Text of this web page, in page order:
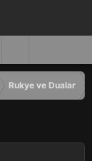
Rukye ve Dualar